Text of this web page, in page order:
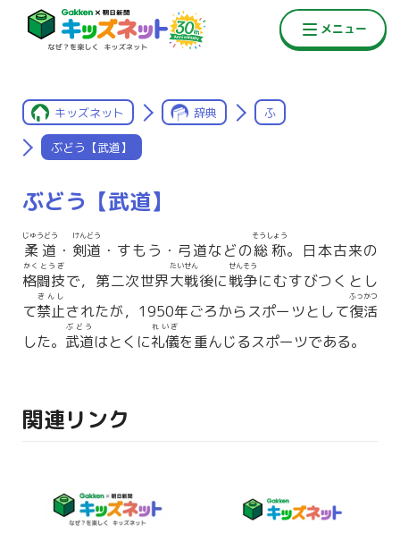
キッズネット 辞典 ふ
ぶどう【武道】
ぶどう【武道】
柔道
じゅうどう
・ 剣道
けんどう
・すもう・弓道などの総称
そうしょう
。日本古来の
格闘技
かくとうぎ
で，第二次世界大戦
たいせん
後に戦争
せんそう
にむすびつくとし
て禁止
きんし
されたが，1950年ごろからスポーツとして復活
ふっかつ
した。 武道
ぶどう
はとくに礼儀
れいぎ
を重んじるスポーツである。
関連リンク